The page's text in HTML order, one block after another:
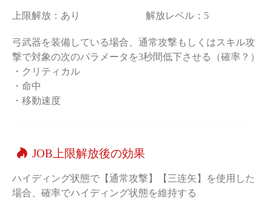
上限解放：あり 解放レベル：5
弓武器を装備している場合、通常攻撃もしくはスキル攻
撃で対象の次のパラメータを3秒間低下させる（確率？）
・クリティカル
・命中
・移動速度
JOB上限解放後の効果
ハイディング状態で【通常攻撃】【三连矢】を使用した
場合、確率でハイディング状態を維持する